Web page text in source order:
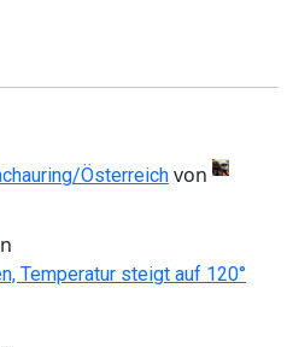
Österreich von
Temperatur steigt auf 120°